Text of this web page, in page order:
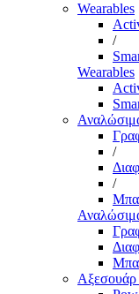
Wearables
/
Wearables
/
/
Αξεσουάρ